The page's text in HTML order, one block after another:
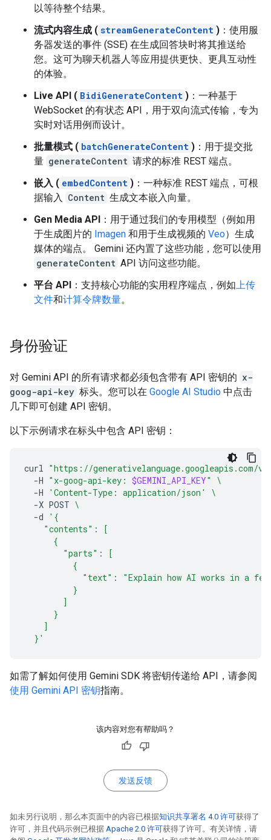
以等待整个结果。
流式内容生成 ( streamGenerateContent ) ：使用服
务器发送的事件 (SSE) 在生成回答块时将其推送给
您。这可为聊天机器人等应用提供更快、更具互动性
的体验。
Live API ( BidiGenerateContent ) ：一种基于
WebSocket 的有状态 API，用于双向流式传输，专为
实时对话用例而设计。
批量模式 ( batchGenerateContent ) ：用于提交批
量 generateContent 请求的标准 REST 端点。
嵌入 ( embedContent ) ：一种标准 REST 端点，可根
据输入 Content 生成文本嵌入向量。
Gen Media API ：用于通过我们的专用模型（例如用
于生成图片的 Imagen 和用于生成视频的 Veo）生成
媒体的端点。 Gemini 还内置了这些功能，您可以使用
generateContent API 访问这些功能。
平台 API ：支持核心功能的实用程序端点，例如上传
文件和计算令牌数量。
身份验证
对 Gemini API 的所有请求都必须包含带有 API 密钥的 x-
goog-api-key 标头。您可以在 Google AI Studio 中点击
几下即可创建 API 密钥。
以下示例请求在标头中包含 API 密钥：
curl "https://generativelanguage.googleapis.com/
-H "x-goog-api-key: $GEMINI_API_KEY"
\
-H
'Content-Type: application/json'
\
-X POST \
-d
'{
    "contents": [
      {
        "parts": [
          {
"text": "Explain how AI works in a
          }
        ]
      }
    ]
  }'
如需了解如何使用 Gemini SDK 将密钥传递给 API，请参阅
使用 Gemini API 密钥指南。
该内容对您有帮助吗？
发送反馈
如未另行说明，那么本页面中的内容已根据知识共享署名 4.0 许可获得了
许可，并且代码示例已根据 Apache 2.0 许可获得了许可。有关详情，请